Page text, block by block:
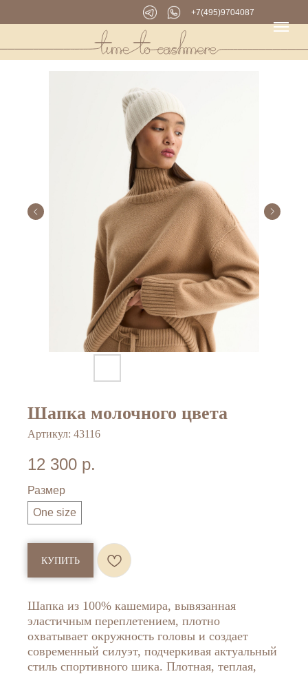
+7(495)9704087
Шапка молочного цвета
Артикул: 43116
12 300 р.
Размер
One size
КУПИТЬ
Шапка из 100% кашемира, вывязанная
эластичным переплетением, плотно
охватывает окружность головы и создает
современный силуэт, подчеркивая актуальный
стиль спортивного шика. Плотная, теплая,